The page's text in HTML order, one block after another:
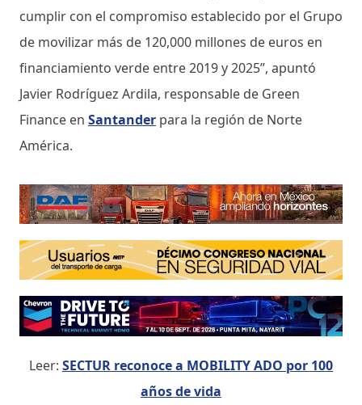
cumplir con el compromiso establecido por el Grupo
de movilizar más de 120,000 millones de euros en
financiamiento verde entre 2019 y 2025”, apuntó
Javier Rodríguez Ardila, responsable de Green
Finance en Santander para la región de Norte
América.
Leer: SECTUR reconoce a MOBILITY ADO por 100
años de vida